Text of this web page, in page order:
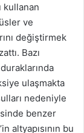
kullanan
ve
değiştirmek
Bazı
ulaşmakta
nedeniyle
benzer
altyapısının bu